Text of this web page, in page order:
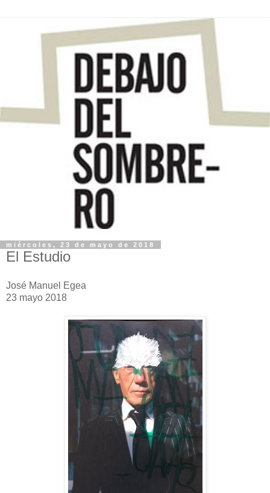
miércoles, 23 de mayo de 2018
El Estudio
José Manuel Egea
23 mayo 2018